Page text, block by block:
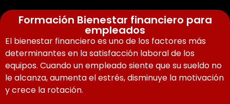
Formación Bienestar financiero para
empleados
El bienestar financiero es uno de los factores más
determinantes en la satisfacción laboral de los
equipos. Cuando un empleado siente que su sueldo no
le alcanza, aumenta el estrés, disminuye la motivación
y crece la rotación.